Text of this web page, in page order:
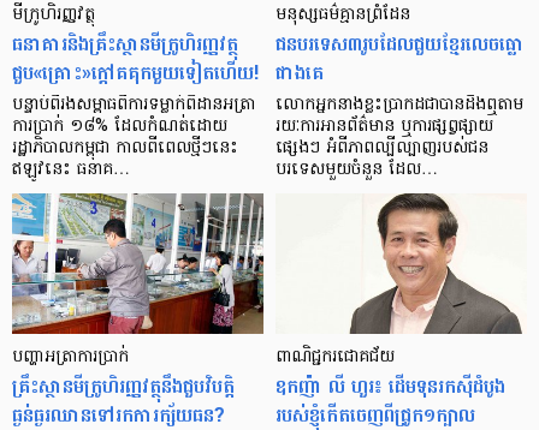
មីក្រូ​ហិរញ្ញវត្ថុ
ធនាគារ​និង​គ្រឹះស្ថាន​មីក្រូ​ហិរញ្ញវត្ថុ​
ជួប«គ្រោះ»ក្តៅ​គគុក​មួយ​ទៀត​ហើយ!
បន្ទាប់​ពី​រង​សម្ពាធ​​ពី​ការ​ទម្លាក់​ពិដាន​អត្រា​
ការ​ប្រាក់ ១៨​% ដែល​កំណត់​ដោយ​
រដ្ឋាភិបាល​កម្ពុជា កាល​ពី​ពេល​ថ្មីៗ​នេះ
ឥឡូវ​នេះ ធនាគ…
មនុស្ស​ធម៌​គ្មាន​ព្រំដែន
ជន​បរទេស​៣​រូប​ដែល​ជួយ​ខ្មែរ​លេច​ធ្លោ​
ជាង​គេ
លោកអ្នក​នាង​ខ្លះ​ប្រាកដ​ជា​បាន​​ដឹង​ឮ​តាម​
រយៈ​ការ​អាន​ព័ត៌មាន ឬ​ការ​ផ្សព្វផ្សាយ​
ផ្សេងៗ អំពី​ភាព​ល្បីល្បាញ​របស់​ជន​
បរទេស​មួយ​ចំនួន ដែល…
បញ្ហា​អត្រា​ការប្រាក់
គ្រឹះស្ថាន​មីក្រូ​ហិរញ្ញវត្ថុ​នឹង​ជួប​វិបត្តិ​
ធ្ងន់ធ្ងរ​ឈាន​ទៅ​រក​ការ​ក្ស័យធន?
ពាណិជ្ជករជោគជ័យ
ឧកញ៉ា លី ហួរ៖ ដើមទុនរកស៊ីដំបូង
របស់ខ្ញុំកើតចេញពីជ្រូក១ក្បាល